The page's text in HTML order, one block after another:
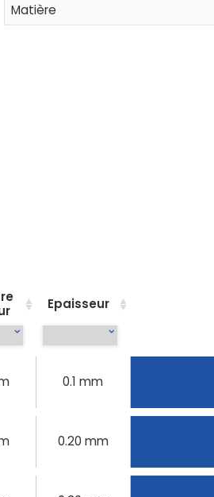
Matière
Epaisseur
0.1 mm
0.20 mm